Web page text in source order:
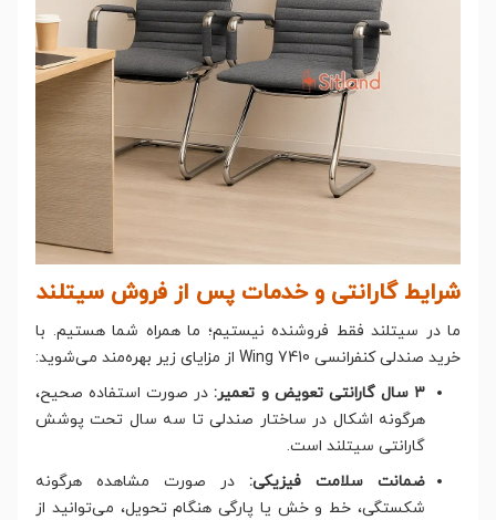
شرایط گارانتی و خدمات پس از فروش سیتلند
ما در سیتلند فقط فروشنده نیستیم؛ ما همراه شما هستیم. با
خرید صندلی کنفرانسی Wing 7410 از مزایای زیر بهره‌مند می‌شوید:
۳ سال گارانتی تعویض و تعمیر:
در صورت استفاده صحیح،
هرگونه اشکال در ساختار صندلی تا سه سال تحت پوشش
گارانتی سیتلند است.
ضمانت سلامت فیزیکی: در صورت مشاهده هرگونه
شکستگی، خط و خش یا پارگی هنگام تحویل، می‌توانید از